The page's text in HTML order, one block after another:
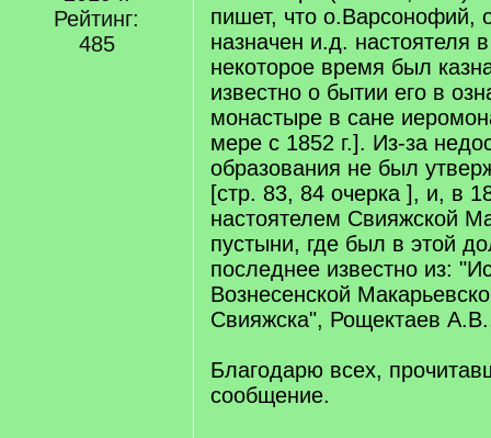
Рейтинг:
485
пишет, что о.Варсонофий,
назначен и.д. настоятеля
некоторое время был
известно о бытии его в
монастыре в сане
мере с 1852 г.]. Из-за
образования не был
[стр. 83, 84 очерка ], и, в
настоятелем Свияжской
пустыни, где был в этой
последнее известно из:
Вознесенской
Свияжска", Рощектаев
Благодарю всех,
сообщение.